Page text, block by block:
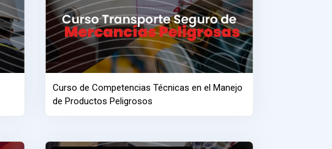
Curso de Competencias Técnicas en el Manejo
de Productos Peligrosos